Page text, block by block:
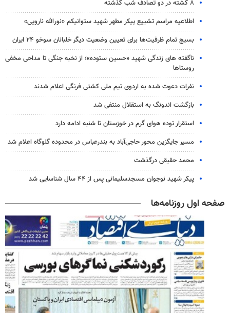
۸ کشته در دو تصادف شب گذشته
اطلاعیه مراسم تشییع پیکر مطهر شهید ستوانیکم «نورالله نارویی»
بسیج تمام ظرفیت‌ها برای تعیین وضعیت دیگر خلبانان سوخو ۲۴ ایران
ناگفته های زندگی شهید «حسین ستوده»؛ از نخبه جنگی تا مداحی مخفی
روستاها
نفرات دعوت شده به اردوی تیم ملی کشتی فرنگی اعلام شدند
بازگشت اندونگ به استقلال منتفی شد
استقرار توده هوای گرم در خوزستان تا شنبه ادامه دارد
مسیر جایگزین محور حاجی‌آباد به بندرعباس در محدوده گلوگاه اعلام شد
محمد حقیقی درگذشت
پیکر شهید نوجوان مسجدسلیمانی پس از ۴۴ سال شناسایی شد
صفحه اول روزنامه‌ها